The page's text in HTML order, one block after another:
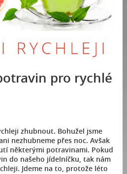
pro rychlé
zhubnout. Bohužel jsme
nezhubneme přes noc. Avšak
některými potravinami. Pokud
do našeho jídelníčku, tak nám
Jdeme na to, protože léto